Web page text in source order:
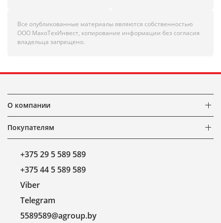
Все опубликованные материалы являются собственностью
ООО МакоТехИнвест, копирование информации без согласия
владельца запрещено.
О компании
Покупателям
+375 29 5 589 589
+375 44 5 589 589
Viber
Telegram
5589589@agroup.by